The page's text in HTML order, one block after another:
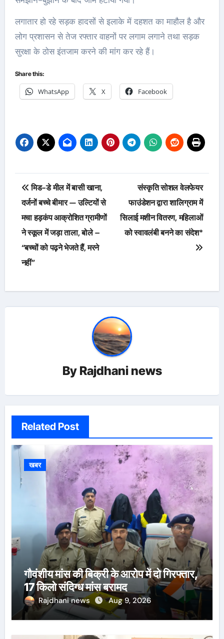
लगातार हो रहे सड़क हादसों से इलाके में दहशत का माहौल है और
लोग प्रशासन से तेज रफ्तार वाहनों पर लगाम लगाने तथा सड़क
सुरक्षा के ठोस इंतजाम करने की मांग कर रहे हैं।
Share this:
WhatsApp X Facebook
Post
navigation
मिड-डे मील में बासी खाना,
दर्जनों बच्चे बीमार — उल्टियों से
मचा हड़कंप आक्रोशित ग्रामीणों
ने स्कूल में जड़ा ताला, बोले –
“बच्चों को पढ़ने भेजते हैं, मरने
नहीं”
संस्कृति सोशल वेलफेयर
फाउंडेशन द्वारा शालिग्राम में
सिलाई मशीन वितरण, महिलाओं
को स्वावलंबी बनने का संदेश*
By Rajdhani news
Related Post
खबर
गौवंशीय मांस की बिक्री के आरोप में दो गिरफ्तार,
17 किलो संदिग्ध मांस बरामद
Rajdhani news Aug 9, 2026